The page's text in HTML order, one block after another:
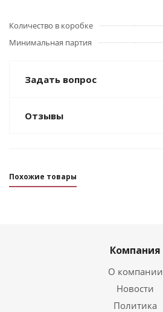
Количество в коробке
Минимальная партия
Задать вопрос
Отзывы
Похожие товары
Компания
О компании
Новости
Политика